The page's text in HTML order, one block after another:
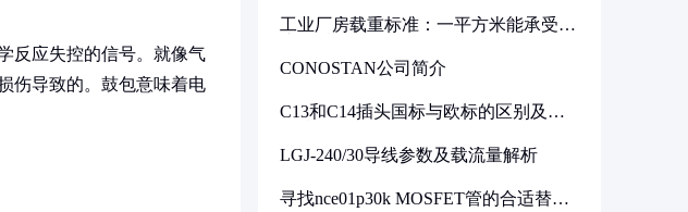
反应失控的信号。就像气
伤导致的。鼓包意味着电
工业厂房载重标准：一平方米能承受多
CONOSTAN公司简介
C13和C14插头国标与欧标的区别及其
LGJ-240/30导线参数及载流量解析
寻找nce01p30k MOSFET管的合适替代